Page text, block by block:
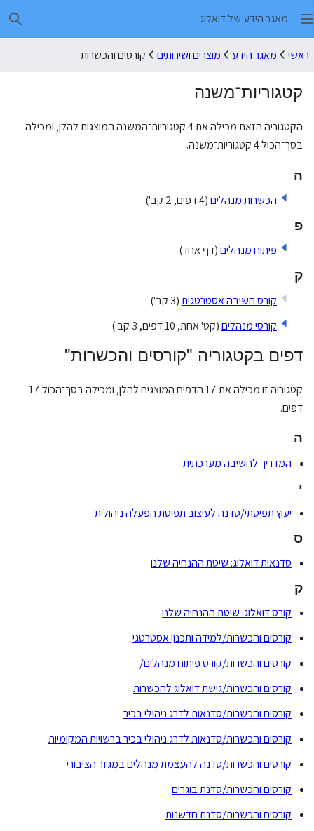
מאגר הידע של דואלוג
ראשי מאגר הידע מוצרים ושירותים קורסים והכשרות
קטגוריות־משנה
הקטגוריה הזאת מכילה את 4 קטגוריות־המשנה המוצגות להלן, ומכילה
בסך־הכול 4 קטגוריות־משנה.
ה
הכשרות מנהלים(4 דפים, 2 קב')
פ
פיתוח מנהלים(דף אחד)
ק
קורס חשיבה אסטרטגית(3 קב')
קורסי מנהלים(קט' אחת, 10 דפים, 3 קב')
דפים בקטגוריה "קורסים והכשרות"
קטגוריה זו מכילה את 17 הדפים המוצגים להלן, ומכילה בסך־הכול 17
דפים.
ה
המדריך לחשיבה מערכתית
י
יעוץ תפיסתי/סדנה לעיצוב תפיסת הפעלה ניהולית
ס
סדנאות דואלוג: שיטת ההנחיה שלנו
ק
קורס דואלוג: שיטת ההנחיה שלנו
קורסים והכשרות/למידה ותכנון אסטרטגי
קורסים והכשרות/קורס פיתוח מנהלים/
קורסים והכשרות/גישת דואלוג להכשרות
קורסים והכשרות/סדנאות לדרג ניהולי בכיר
קורסים והכשרות/סדנאות לדרג ניהולי בכיר ברשויות המקומיות
קורסים והכשרות/סדנה להעצמת מנהלים במגזר הציבורי
קורסים והכשרות/סדנת בוגרים
קורסים והכשרות/סדנת חדשנות